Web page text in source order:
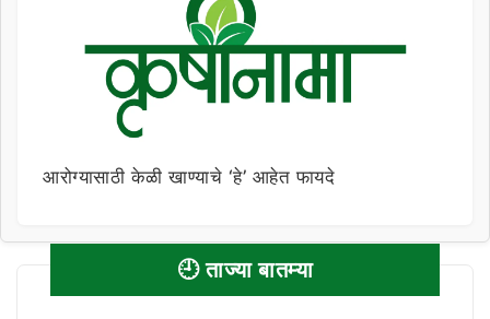
आरोग्यासाठी केळी खाण्याचे ‘हे’ आहेत फायदे
🕘 ताज्या बातम्या